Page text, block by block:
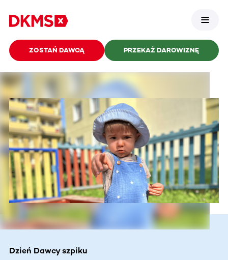
ZOSTAŃ DAWCĄ PRZEKAŻ DAROWIZNĘ
Dzień Dawcy szpiku